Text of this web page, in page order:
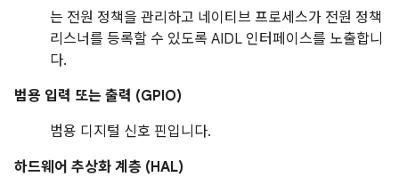
는 전원 정책을 관리하고 네이티브 프로세스가 전원 정책
리스너를 등록할 수 있도록 AIDL 인터페이스를 노출합니
다.
범용 입력 또는 출력 (GPIO)
범용 디지털 신호 핀입니다.
하드웨어 추상화 계층 (HAL)